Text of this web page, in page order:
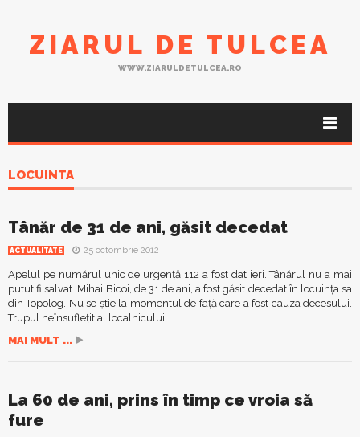
ZIARUL DE TULCEA
WWW.ZIARULDETULCEA.RO
LOCUINTA
Tânăr de 31 de ani, găsit decedat
ACTUALITATE 25 octombrie 2012
Apelul pe numărul unic de urgenţă 112 a fost dat ieri. Tânărul nu a mai
putut fi salvat. Mihai Bicoi, de 31 de ani, a fost găsit decedat în locuinţa sa
din Topolog. Nu se ştie la momentul de faţă care a fost cauza decesului.
Trupul neînsufleţit al localnicului...
MAI MULT ...
La 60 de ani, prins în timp ce vroia să
fure